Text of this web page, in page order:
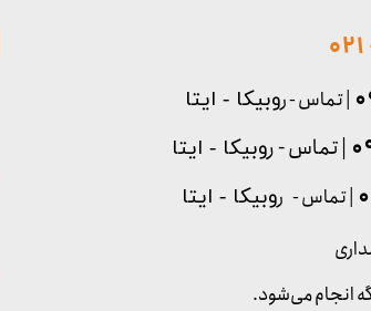
| تماس - روبیکا - ایتا
| تماس - روبیکا - ایتا
| تماس - روبیکا - ایتا
انجام می‌شود.